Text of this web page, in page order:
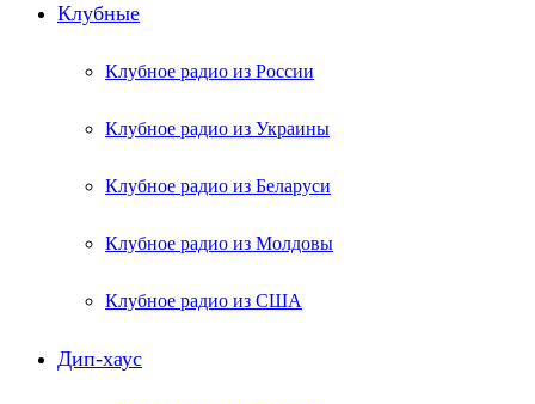
Клубные
Клубное радио из России
Клубное радио из Украины
Клубное радио из Беларуси
Клубное радио из Молдовы
Клубное радио из США
Дип-хаус